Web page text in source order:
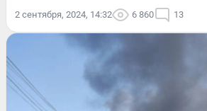
2 сентября, 2024, 14:32 6 860 13